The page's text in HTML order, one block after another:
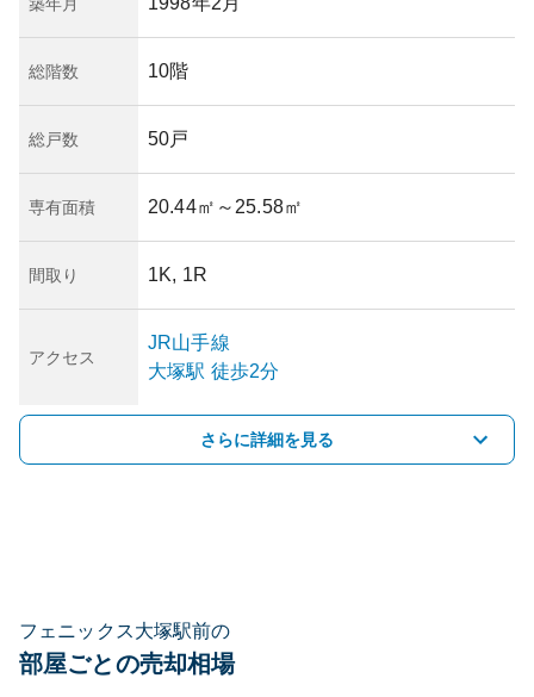
総階数 10階
総戸数 50戸
専有面積 20.44㎡ ～25.58㎡
間取り 1K, 1R
アクセス
JR山手線
大塚駅 徒歩2分
さらに詳細を見る
フェニックス大塚駅前の
部屋ごとの売却相場